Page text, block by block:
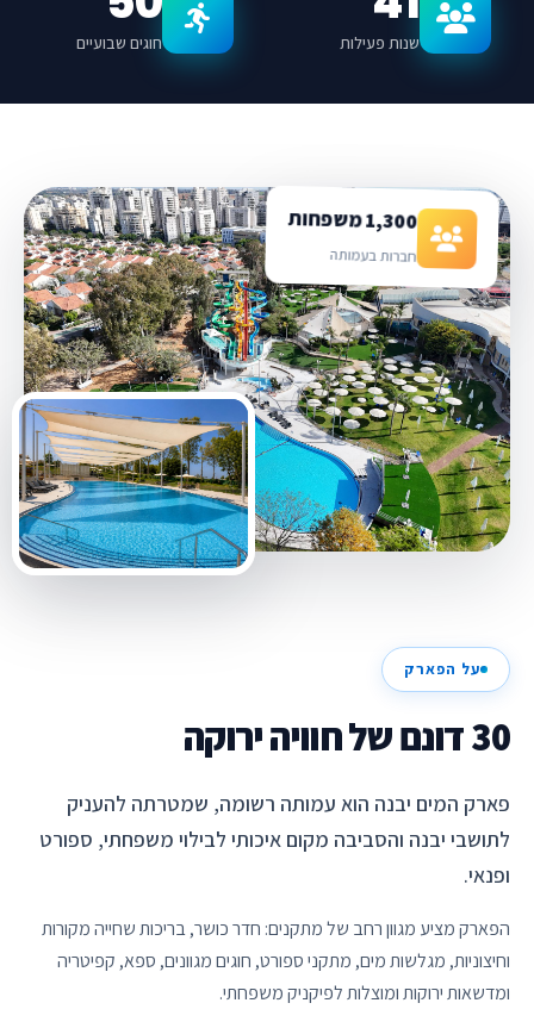
שנות פעילות חוגים שבועיים
1,300 משפחות
חברות בעמותה
על הפארק
30 דונם של חוויה ירוקה
פארק המים יבנה הוא עמותה רשומה, שמטרתה להעניק
לתושבי יבנה והסביבה מקום איכותי לבילוי משפחתי, ספורט
ופנאי.
הפארק מציע מגוון רחב של מתקנים: חדר כושר, בריכות שחייה מקורות
וחיצוניות, מגלשות מים, מתקני ספורט, חוגים מגוונים, ספא, קפיטריה
ומדשאות ירוקות ומוצלות לפיקניק משפחתי.